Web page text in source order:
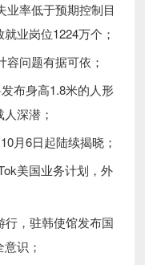
业率低于预期控制目
业岗位1224万个​​；
容问题有据可依；
布身高1.8米的人形
深潜；
月6日起陆续揭晓；
美国业务计划，外
行，驻韩使馆发布国
识；